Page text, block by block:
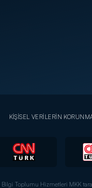
KİŞİSEL VERİLERİN
Bilgi Toplumu Hizmetleri MKK